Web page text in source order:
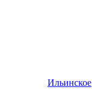
Ильинское